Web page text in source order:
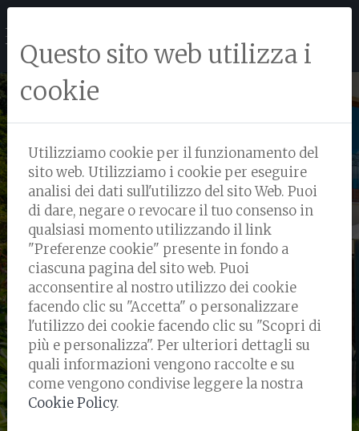
CASA VACANZE
SQUARCIALUPI
Questo sito web utilizza i
cookie
Utilizziamo cookie per il funzionamento del
sito web. Utilizziamo i cookie per eseguire
analisi dei dati sull'utilizzo del sito Web. Puoi
di dare, negare o revocare il tuo consenso in
qualsiasi momento utilizzando il link
"Preferenze cookie" presente in fondo a
ciascuna pagina del sito web. Puoi
acconsentire al nostro utilizzo dei cookie
facendo clic su "Accetta" o personalizzare
l'utilizzo dei cookie facendo clic su "Scopri di
più e personalizza". Per ulteriori dettagli su
quali informazioni vengono raccolte e su
come vengono condivise leggere la nostra
Cookie Policy.